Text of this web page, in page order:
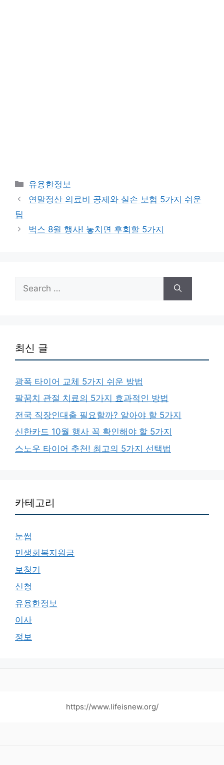
Categories
유용한정보
연말정산 의료비 공제와 실손 보험 5가지 쉬운
팁
벅스 8월 행사! 놓치면 후회할 5가지
for:
최신 글
광폭 타이어 교체 5가지 쉬운 방법
팔꿈치 관절 치료의 5가지 효과적인 방법
전국 직장인대출 필요할까? 알아야 할 5가지
신한카드 10월 행사 꼭 확인해야 할 5가지
스노우 타이어 추천! 최고의 5가지 선택법
카테고리
눈썹
민생회복지원금
보청기
신청
유용한정보
이사
정보
https://www.lifeisnew.org/